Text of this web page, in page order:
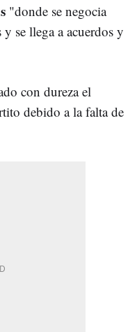
"donde se negocia
se llega a acuerdos y
con dureza el
debido a la falta de